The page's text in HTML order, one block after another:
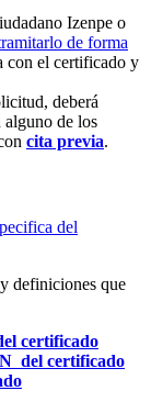
Izenpe o
de forma
con el certificado y
deberá
alguno de los
cita previa.
del
definiciones que
certificado
del certificado